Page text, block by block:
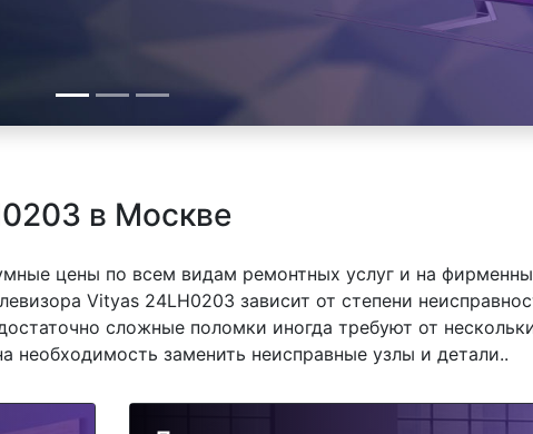
в Москве
цены по всем видам ремонтных услуг и на
Vityas 24LH0203 зависит от степени
сложные поломки иногда требуют от
необходимость заменить неисправные узлы и детали..